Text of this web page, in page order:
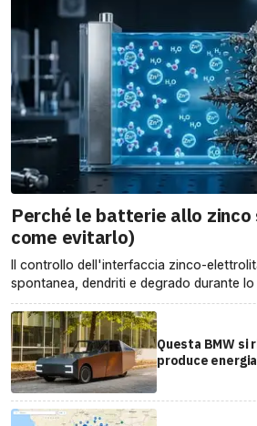
Perché le batterie allo zinco
come evitarlo)
Il controllo dell'interfaccia zinco-
spontanea, dendriti e degrado durante
Questa BMW si
produce